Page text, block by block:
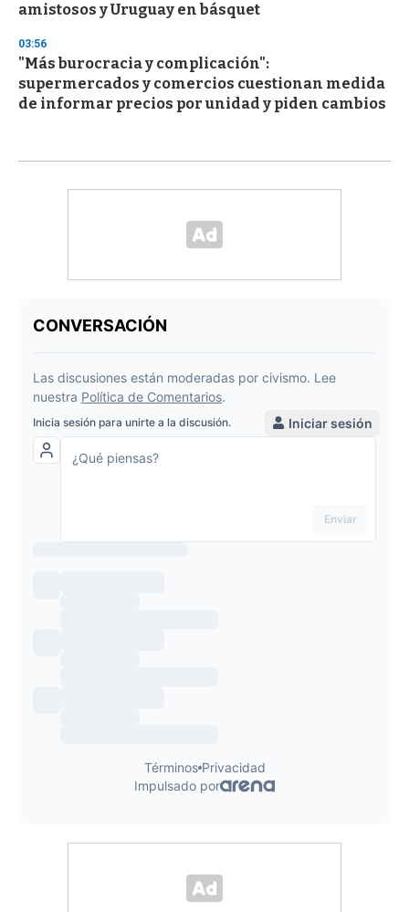
amistosos y Uruguay en básquet
03:56
"Más burocracia y complicación":
supermercados y comercios cuestionan medida
de informar precios por unidad y piden cambios